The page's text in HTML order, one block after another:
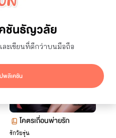
ชันธัญวลัย
ะเขียนที่ดีกว่าบนมือถือ
พลิเคชัน
โคตรเถื่อนพ่ายรัก
รักวัยรุ่น